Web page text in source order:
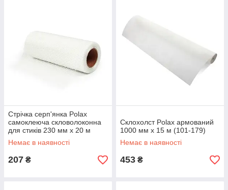
Стрічка серп'янка Polax
самоклеюча скловолоконна
для стиків 230 мм х 20 м
(100-153)
Немає в наявності
207 ₴
Склохолст Polax армований
1000 мм х 15 м (101-179)
Немає в наявності
453 ₴